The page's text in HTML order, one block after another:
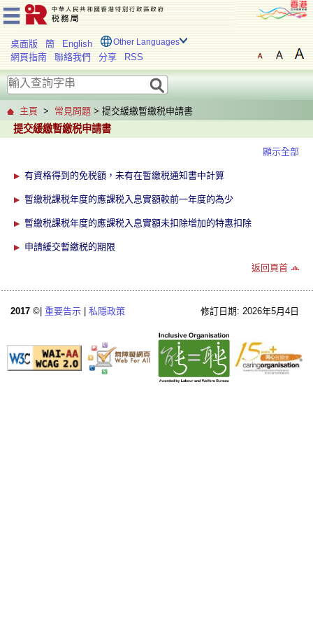
桌面版 簡 English Other Languages
網頁指南 聯絡我們 分享 RSS
主頁 > 常見問題 > 提交緩繳暫繳税申請書
提交緩繳暫繳税申請書
顯示全部
有資格得到的免税額，未有在暫繳税通知書中計算
暫繳税課税年度的應課税入息實額較前一年度的為少
暫繳税課税年度的應課税入息實額未扣除增加的特惠扣除
申請緩交暫繳税的期限
返回頁首
2017 ©| 重要告示 私隱政策 修訂日期: 2026年5月4日